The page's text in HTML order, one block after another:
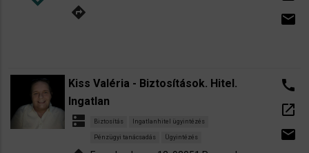
directions
email
Kiss Valéria - Biztosítások. Hitel.
Ingatlan
dns Biztosítás Ingatlanhitel ügyintézés
Pénzügyi tanácsadás Ügyintézés
call
open_in_new
email